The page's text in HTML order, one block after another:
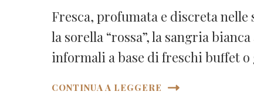
Fresca, profumata e discreta nelle
la sorella “rossa”, la sangria
informali a base di freschi buffet
CONTINUA A LEGGERE